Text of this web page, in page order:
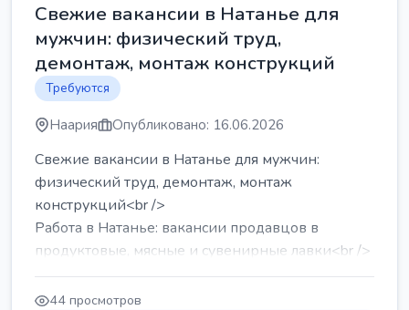
Свежие вакансии в Натанье для
мужчин: физический труд,
демонтаж, монтаж конструкций
Требуются
Наария Опубликовано: 16.06.2026
Свежие вакансии в Натанье для мужчин:
физический труд, демонтаж, монтаж
конструкций<br />
Работа в Натанье: вакансии продавцов в
продуктовые, мясные и сувенирные лавки<br />
Разнорабочий на сборку м...
44 просмотров